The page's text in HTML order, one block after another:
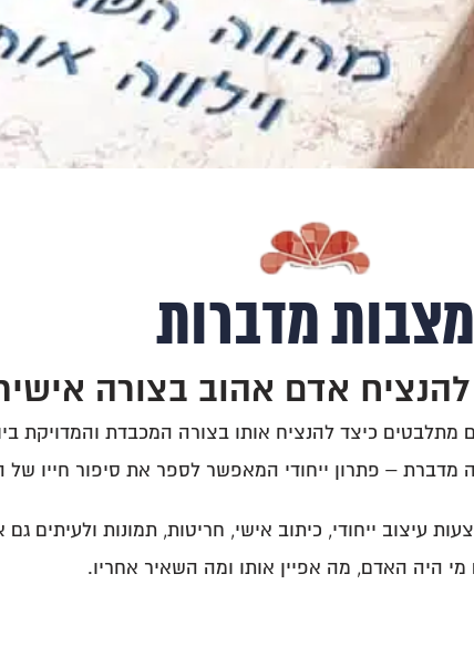
מצבות מדברות
אדם אהוב בצורה
כיצד להנציח אותו בצורה המכבדת והמדויקת
מדברת – פתרון ייחודי המאפשר לספר את סיפור חייו
ייחודי, כיתוב אישי, חריטות, תמונות ולעיתים
היה האדם, מה אפיין אותו ומה השאיר אחריו.